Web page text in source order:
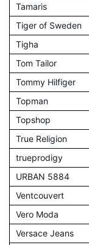
Tamaris
Tiger of Sweden
Tigha
Tom Tailor
Tommy Hilfiger
Topman
Topshop
True Religion
trueprodigy
URBAN 5884
Ventcouvert
Vero Moda
Versace Jeans